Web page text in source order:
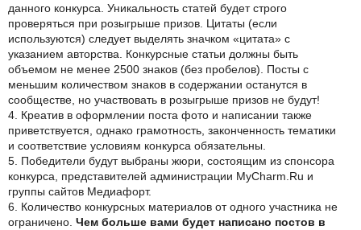
данного конкурса. Уникальность статей будет строго
проверяться при розыгрыше призов. Цитаты (если
используются) следует выделять значком «цитата» с
указанием авторства. Конкурсные статьи должны быть
объемом не менее 2500 знаков (без пробелов). Посты с
меньшим количеством знаков в содержании останутся в
сообществе, но участвовать в розыгрыше призов не будут!
4. Креатив в оформлении поста фото и написании также
приветствуется, однако грамотность, законченность тематики
и соответствие условиям конкурса обязательны.
5. Победители будут выбраны жюри, состоящим из спонсора
конкурса, представителей администрации MyCharm.Ru и
группы сайтов Медиафорт.
6. Количество конкурсных материалов от одного участника не
ограничено. Чем больше вами будет написано постов в